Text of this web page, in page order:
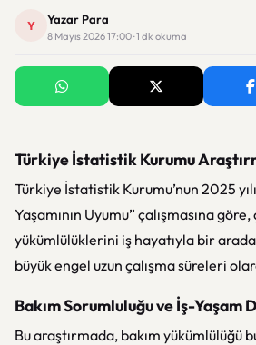
Y Yazar Para
8 Mayıs 2026 17:00 · 1 dk okuma
Türkiye İstatistik Kurumu
Türkiye İstatistik Kurumu’nun 2025
Yaşamının Uyumu” çalışmasına göre,
yükümlülüklerini iş hayatıyla bir
büyük engel uzun çalışma süreleri
Bakım Sorumluluğu ve İş-Yaşam
Bu araştırmada, bakım yükümlülüğü